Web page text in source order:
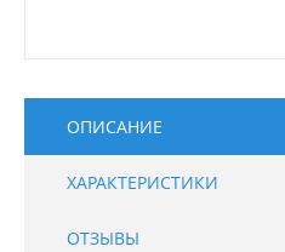
ОПИСАНИЕ
ХАРАКТЕРИСТИКИ
ОТЗЫВЫ